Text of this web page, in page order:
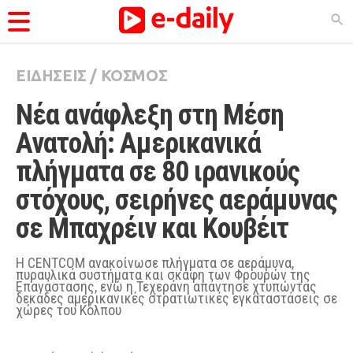
ΚΑΤΗΓΟΡΊΕΣ
Ειδήσεις
Θέματα
Videos
Podcasts
Viral
Life
City Guide
Pop Culture
ΕΙΔΗΣΕΙΣ / ΚΟΣΜΟΣ
Νέα ανάφλεξη στη Μέση
Ανατολή: Αμερικανικά
πλήγματα σε 80 ιρανικούς
στόχους, σειρήνες αεράμυνας
σε Μπαχρέιν και Κουβέιτ
Η CENTCOM ανακοίνωσε πλήγματα σε αεράμυνα,
πυραυλικά συστήματα και σκάφη των Φρουρών της
Επανάστασης, ενώ η Τεχεράνη απάντησε χτυπώντας
δεκάδες αμερικανικές στρατιωτικές εγκαταστάσεις σε
χώρες του Κόλπου